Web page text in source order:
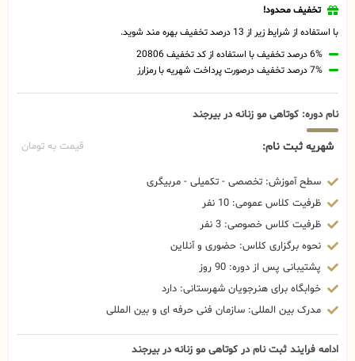
تخفیف محدود!
با استفاده از شرایط زیر از 13 درصد تخفیف بهره مند شوید.
6% درصد تخفیف با استفاده از کد تخفیف 20806
7% درصد تخفیف درصورت پرداخت شهریه با رمزارز
نام دوره: کوتاهی مو زنانه در بیرجند
شهریه ثبت نام: قیمت به تومان
سطح آموزش: تخصصی - تکمیلی - مربیگری
ظرفیت کلاس عمومی: 10 نفر
ظرفیت کلاس خصوصی: 3 نفر
نحوه برگزاری کلاس: حضوری و آنلاین
پشتیبانی پس از دوره: 90 روز
خوابگاه برای هنرجویان شهرستانی: دارد
مدرک بین المللی: سازمان فنی حرفه ای و بین المللی
ادامه فرایند ثبت نام در کوتاهی مو زنانه در بیرجند